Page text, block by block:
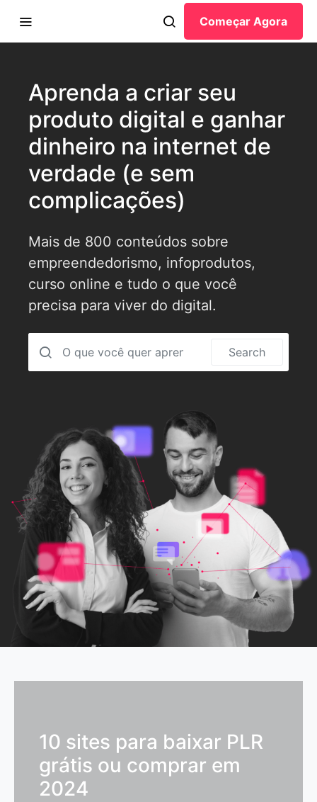
Começar Agora
Aprenda a criar seu
produto digital e ganhar
dinheiro na internet de
verdade (e sem
complicações)
Mais de 800 conteúdos sobre
empreendedorismo, infoprodutos,
curso online e tudo o que você
precisa para viver do digital.
Search
10 sites para baixar PLR
grátis ou comprar em
2024